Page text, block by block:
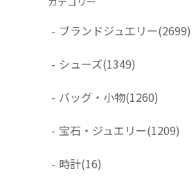
- ブランドジュエリー(2699)
- シューズ(1349)
- バッグ・小物(1260)
- 宝石・ジュエリー(1209)
- 時計(16)